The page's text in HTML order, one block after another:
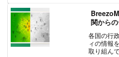
由WHO
関から
各国の行
ィの情報
取り組ん